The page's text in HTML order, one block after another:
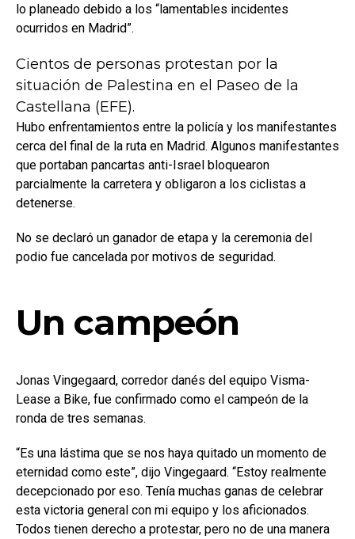
lo planeado debido a los “lamentables incidentes
ocurridos en Madrid”.
Cientos de personas protestan por la
situación de Palestina en el Paseo de la
Castellana (EFE).
Hubo enfrentamientos entre la policía y los manifestantes
cerca del final de la ruta en Madrid. Algunos manifestantes
que portaban pancartas anti-Israel bloquearon
parcialmente la carretera y obligaron a los ciclistas a
detenerse.
No se declaró un ganador de etapa y la ceremonia del
podio fue cancelada por motivos de seguridad.
Un campeón
Jonas Vingegaard, corredor danés del equipo Visma-
Lease a Bike, fue confirmado como el campeón de la
ronda de tres semanas.
“Es una lástima que se nos haya quitado un momento de
eternidad como este”, dijo Vingegaard. “Estoy realmente
decepcionado por eso. Tenía muchas ganas de celebrar
esta victoria general con mi equipo y los aficionados.
Todos tienen derecho a protestar, pero no de una manera